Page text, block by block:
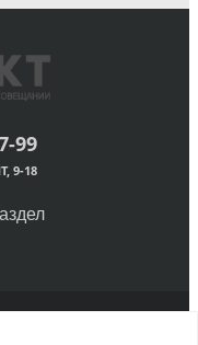
99
9-18
права защищены.